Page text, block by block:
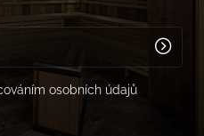
osobních údajů